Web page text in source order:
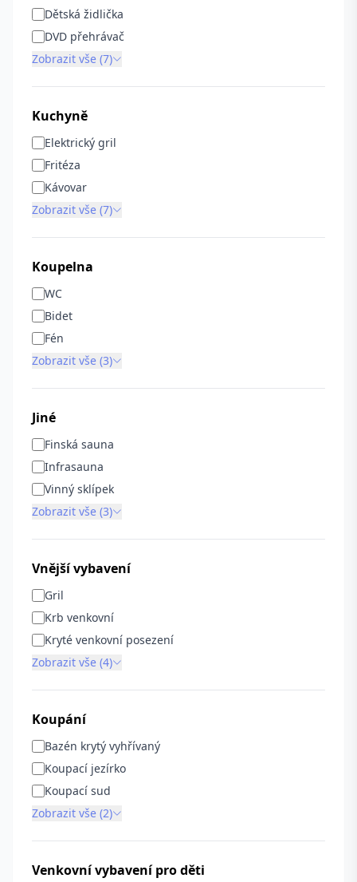
Dětská židlička
DVD přehrávač
Zobrazit vše (7)
Kuchyně
Elektrický gril
Fritéza
Kávovar
Zobrazit vše (7)
Koupelna
WC
Bidet
Fén
Zobrazit vše (3)
Jiné
Finská sauna
Infrasauna
Vinný sklípek
Zobrazit vše (3)
Vnější vybavení
Gril
Krb venkovní
Kryté venkovní posezení
Zobrazit vše (4)
Koupání
Bazén krytý vyhřívaný
Koupací jezírko
Koupací sud
Zobrazit vše (2)
Venkovní vybavení pro děti